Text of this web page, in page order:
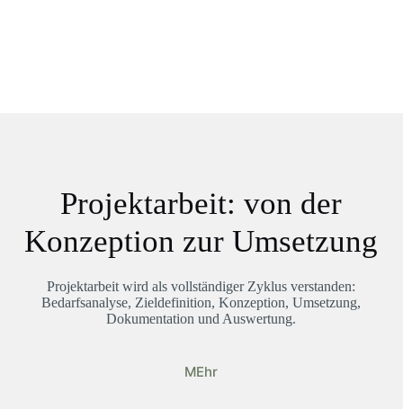
Projektarbeit: von der
Konzeption zur Umsetzung
Projektarbeit wird als vollständiger Zyklus verstanden:
Bedarfsanalyse, Zieldefinition, Konzeption, Umsetzung,
Dokumentation und Auswertung.
MEhr